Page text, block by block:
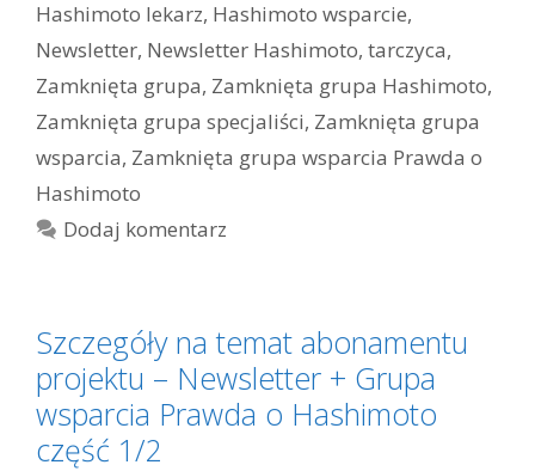
Hashimoto lekarz, Hashimoto wsparcie,
Newsletter, Newsletter Hashimoto, tarczyca,
Zamknięta grupa, Zamknięta grupa Hashimoto,
Zamknięta grupa specjaliści, Zamknięta grupa
wsparcia, Zamknięta grupa wsparcia Prawda o
Hashimoto
Dodaj komentarz
Szczegóły na temat abonamentu
projektu – Newsletter + Grupa
wsparcia Prawda o Hashimoto
część 1/2